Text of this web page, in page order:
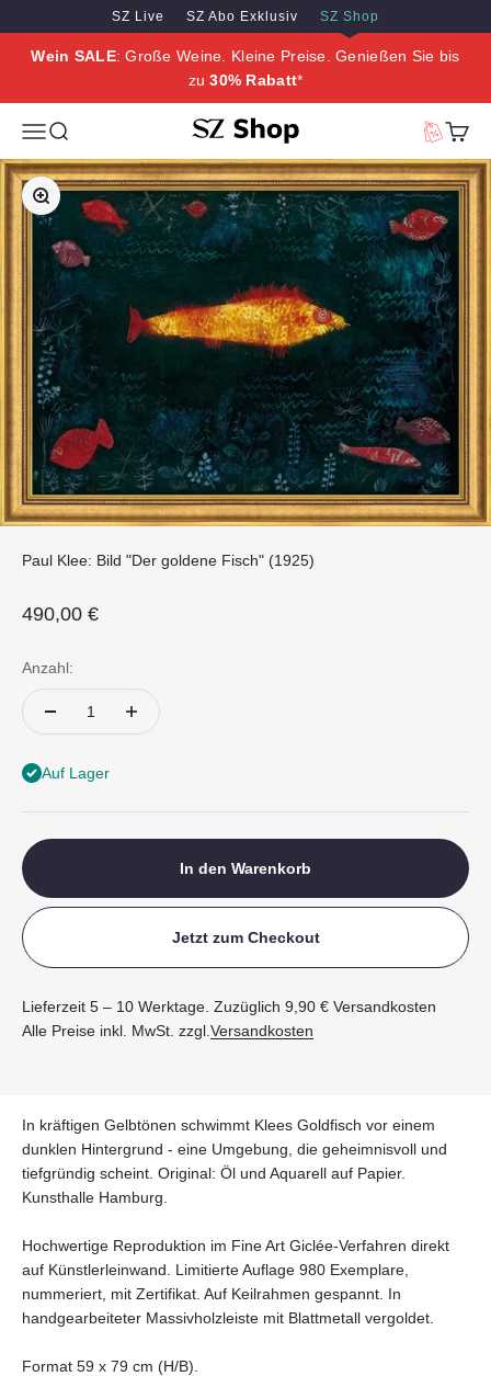
Zum Inhalt springen
Zum Hauptinhalt springen
SZ Live SZ Abo Exklusiv SZ Shop
Wein SALE: Große Weine. Kleine Preise. Genießen Sie bis
zu30% Rabatt*
MenüSuche SZ Erleben
Bild vergrößern
Paul Klee: Bild "Der goldene Fisch" (1925)
Angebot
490,00 €
Anzahl:
Auf Lager
In den Warenkorb
Jetzt zum Checkout
Lieferzeit 5 – 10 Werktage. Zuzüglich 9,90 € Versandkosten
Alle Preise inkl. MwSt. zzgl. Versandkosten
In kräftigen Gelbtönen schwimmt Klees Goldfisch vor einem
dunklen Hintergrund - eine Umgebung, die geheimnisvoll und
tiefgründig scheint. Original: Öl und Aquarell auf Papier.
Kunsthalle Hamburg.
Hochwertige Reproduktion im Fine Art Giclée-Verfahren direkt
auf Künstlerleinwand. Limitierte Auflage 980 Exemplare,
nummeriert, mit Zertifikat. Auf Keilrahmen gespannt. In
handgearbeiteter Massivholzleiste mit Blattmetall vergoldet.
Format 59 x 79 cm (H/B).